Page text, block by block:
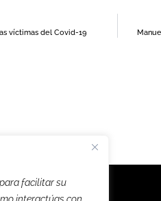
facilitar su
víctimas del Covid-19